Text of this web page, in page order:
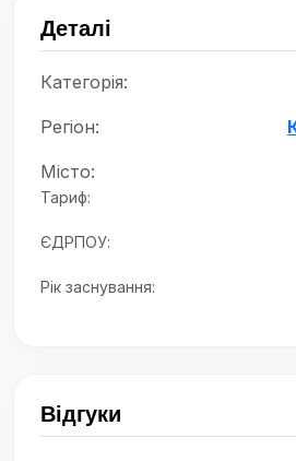
Деталі
Категорія:
Регіон:
Місто:
Тариф:
ЄДРПОУ:
Рік заснування:
Відгуки